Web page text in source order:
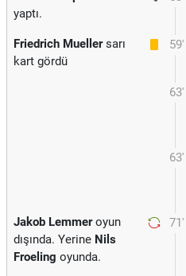
yaptı.
59'
Friedrich Muellersarı
kart gördü
63'
63'
71'
Jakob Lemmeroyun
dışında. Yerine Nils
Froeling oyunda.